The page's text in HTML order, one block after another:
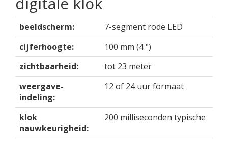
beeldscherm:
7-segment rode LED
cijferhoogte:
100 mm (4 ")
zichtbaarheid:
tot 23 meter
weergave-
indeling:
12 of 24 uur formaat
klok
nauwkeurigheid:
200 milliseconden typische